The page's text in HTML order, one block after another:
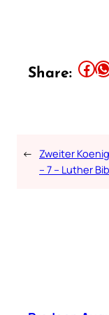
Share: Share this article on Facebook Share this article on WhatsApp
← Zweiter
– 7 – Luther